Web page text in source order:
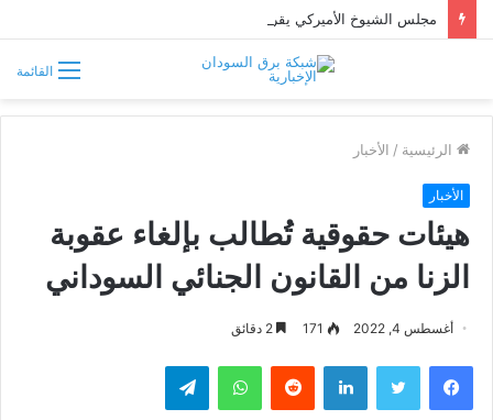
القائمة
الرئيسية / الأخبار
الأخبار
هيئات حقوقية تُطالب بإلغاء عقوبة
الزنا من القانون الجنائي السوداني
أغسطس 4, 2022 171
فيسبوك تويتر لينكدإن واتساب تيلقرام